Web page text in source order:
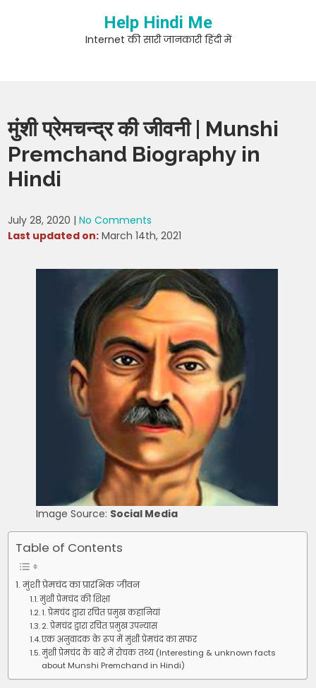
Help Hindi Me
Internet की सारी जानकारी हिंदी में
मुंशी प्रेमचन्द्र की जीवनी | Munshi
Premchand Biography in
Hindi
July 28, 2020 |No Comments
Last updated on: March 14th, 2021
Image Source: Social Media
Table of Contents
मुंशी प्रेमचंद का प्रारंभिक जीवन
मुंशी प्रेमचंद की शिक्षा
1. प्रेमचंद द्वारा रचित प्रमुख कहानियां
2. प्रेमचंद्र द्वारा रचित प्रमुख उपन्यास
एक अनुवादक के रूप में मुंशी प्रेमचंद का सफर
मुंशी प्रेमचंद के बारे में रोचक तथ्य (Interesting & unknown facts
about Munshi Premchand in Hindi)